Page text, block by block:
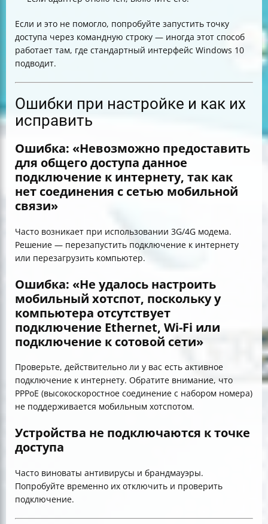
Если и это не помогло, попробуйте запустить точку
доступа через командную строку — иногда этот способ
работает там, где стандартный интерфейс Windows 10
подводит.
Ошибки при настройке и как их
исправить
Ошибка: «Невозможно предоставить
для общего доступа данное
подключение к интернету, так как
нет соединения с сетью мобильной
связи»
Часто возникает при использовании 3G/4G модема.
Решение — перезапустить подключение к интернету
или перезагрузить компьютер.
Ошибка: «Не удалось настроить
мобильный хотспот, поскольку у
компьютера отсутствует
подключение Ethernet, Wi-Fi или
подключение к сотовой сети»
Проверьте, действительно ли у вас есть активное
подключение к интернету. Обратите внимание, что
PPPoE (высокоскоростное соединение с набором номера)
не поддерживается мобильным хотспотом.
Устройства не подключаются к точке
доступа
Часто виноваты антивирусы и брандмауэры.
Попробуйте временно их отключить и проверить
подключение.